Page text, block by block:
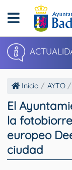
Inicio AYTO
El
la
europeo
ciudad